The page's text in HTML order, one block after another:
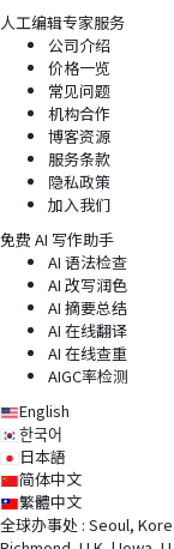
人工编辑专家服务
公司介绍
价格一览
常见问题
机构合作
博客资源
服务条款
隐私政策
加入我们
免费 AI 写作助手
AI 语法检查
AI 改写润色
AI 摘要总结
AI 在线翻译
AI 在线查重
AIGC率检测
English
한국어
日本語
简体中文
繁體中文
全球办事处 : Seoul,